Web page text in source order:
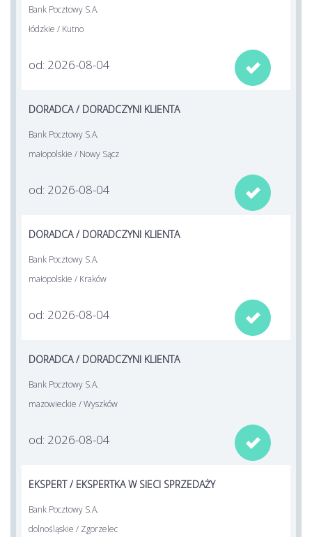
Bank Pocztowy S.A.
łódzkie / Kutno
od: 2026-08-04 
DORADCA / DORADCZYNI KLIENTA
Bank Pocztowy S.A.
małopolskie / Nowy Sącz
od: 2026-08-04 
DORADCA / DORADCZYNI KLIENTA
Bank Pocztowy S.A.
małopolskie / Kraków
od: 2026-08-04 
DORADCA / DORADCZYNI KLIENTA
Bank Pocztowy S.A.
mazowieckie / Wyszków
od: 2026-08-04 
EKSPERT / EKSPERTKA W SIECI SPRZEDAŻY
Bank Pocztowy S.A.
dolnośląskie / Zgorzelec